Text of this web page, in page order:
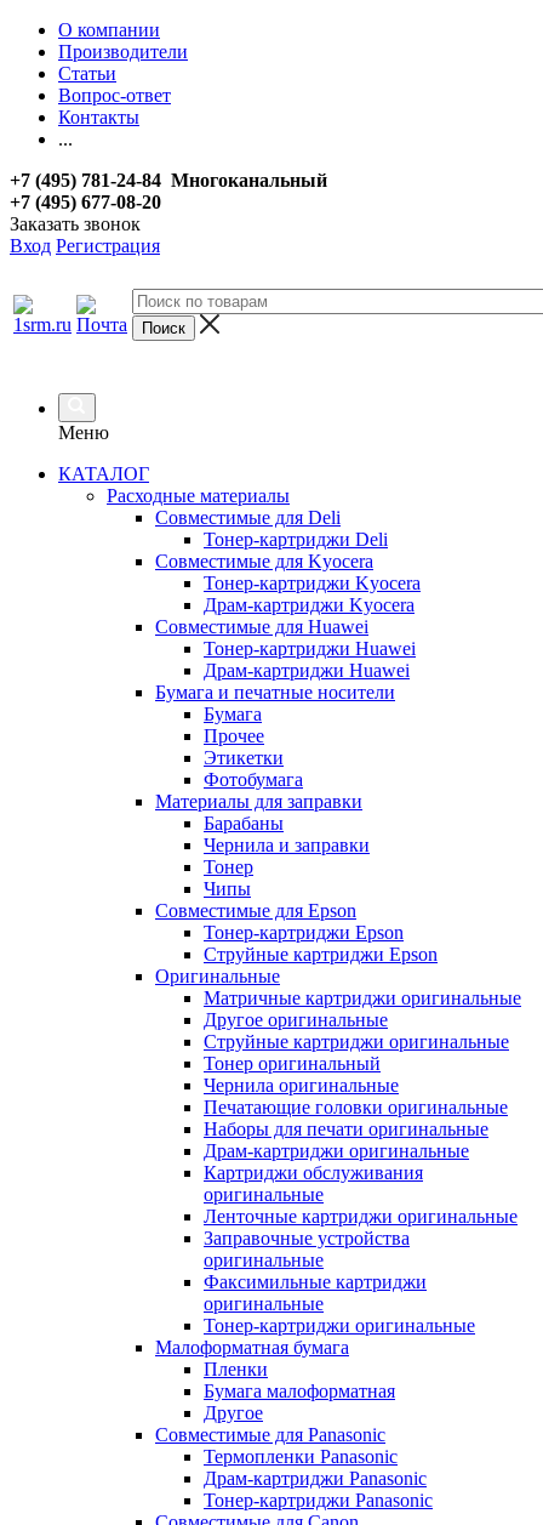
О компании
Производители
Статьи
Вопрос-ответ
Контакты
...
+7 (495) 781-24-84 Многоканальный
+7 (495) 677-08-20
Заказать звонок
Вход Регистрация
Меню
КАТАЛОГ
Расходные материалы
Совместимые для Deli
Тонер-картриджи Deli
Совместимые для Kyocera
Тонер-картриджи Kyocera
Драм-картриджи Kyocera
Совместимые для Huawei
Тонер-картриджи Huawei
Драм-картриджи Huawei
Бумага и печатные носители
Бумага
Прочее
Этикетки
Фотобумага
Материалы для заправки
Барабаны
Чернила и заправки
Тонер
Чипы
Совместимые для Epson
Тонер-картриджи Epson
Струйные картриджи Epson
Оригинальные
Матричные картриджи оригинальные
Другое оригинальные
Струйные картриджи оригинальные
Тонер оригинальный
Чернила оригинальные
Печатающие головки оригинальные
Наборы для печати оригинальные
Драм-картриджи оригинальные
Картриджи обслуживания
оригинальные
Ленточные картриджи оригинальные
Заправочные устройства
оригинальные
Факсимильные картриджи
оригинальные
Тонер-картриджи оригинальные
Малоформатная бумага
Пленки
Бумага малоформатная
Другое
Совместимые для Panasonic
Термопленки Panasonic
Драм-картриджи Panasonic
Тонер-картриджи Panasonic